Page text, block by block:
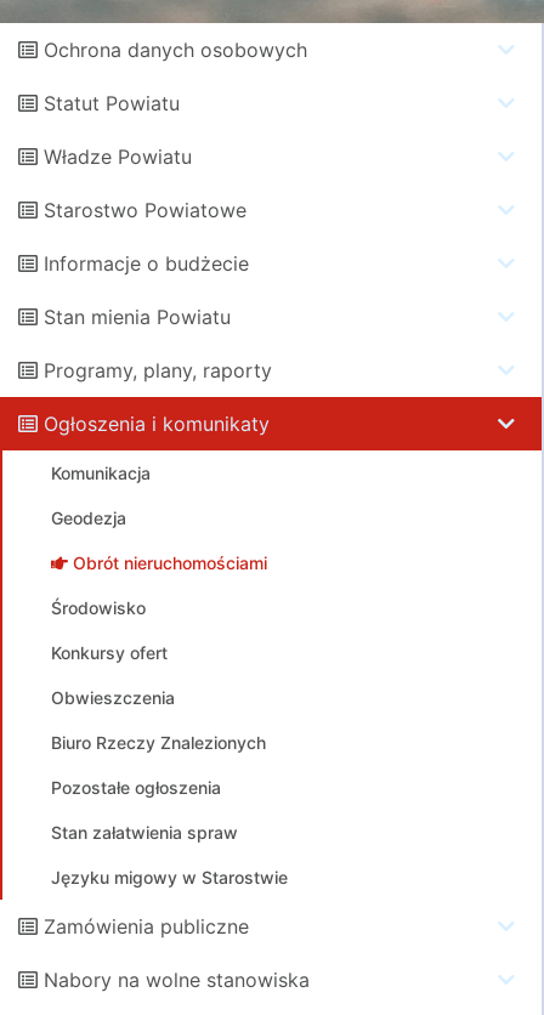
Ochrona danych osobowych
Statut Powiatu
Władze Powiatu
Starostwo Powiatowe
Informacje o budżecie
Stan mienia Powiatu
Programy, plany, raporty
Ogłoszenia i komunikaty
Komunikacja
Geodezja
Obrót nieruchomościami
Środowisko
Konkursy ofert
Obwieszczenia
Biuro Rzeczy Znalezionych
Pozostałe ogłoszenia
Stan załatwienia spraw
Języku migowy w Starostwie
Zamówienia publiczne
Nabory na wolne stanowiska